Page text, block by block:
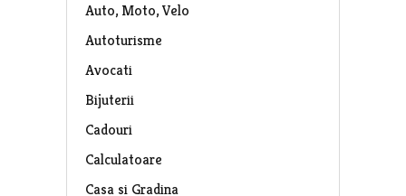
Auto, Moto, Velo
Autoturisme
Avocati
Bijuterii
Cadouri
Calculatoare
Casa si Gradina